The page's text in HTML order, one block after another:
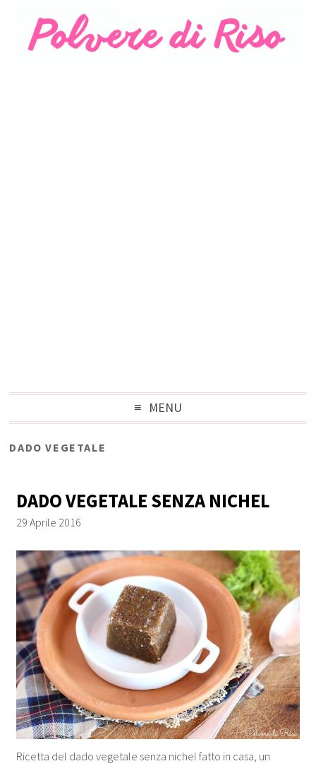
MENU
DADO VEGETALE
DADO VEGETALE SENZA NICHEL
29 Aprile 2016
Ricetta del dado vegetale senza nichel fatto in casa, un